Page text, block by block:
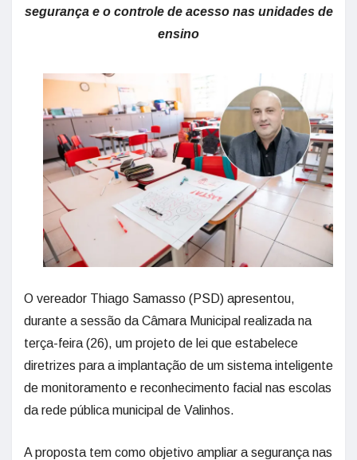
segurança e o controle de acesso nas unidades de
ensino
O vereador Thiago Samasso (PSD) apresentou,
durante a sessão da Câmara Municipal realizada na
terça-feira (26), um projeto de lei que estabelece
diretrizes para a implantação de um sistema inteligente
de monitoramento e reconhecimento facial nas escolas
da rede pública municipal de Valinhos.
A proposta tem como objetivo ampliar a segurança nas